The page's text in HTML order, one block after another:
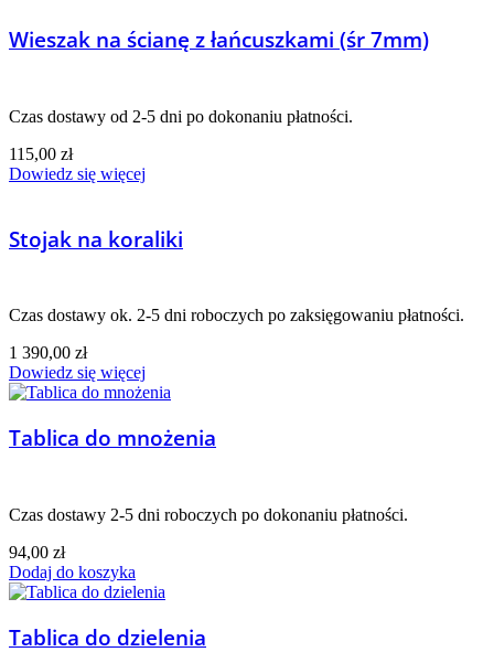
Wieszak na ścianę z łańcuszkami (śr 7mm)
Czas dostawy od 2-5 dni po dokonaniu płatności.
115,00 zł
Dowiedz się więcej
Stojak na koraliki
Czas dostawy ok. 2-5 dni roboczych po zaksięgowaniu płatności.
1 390,00 zł
Dowiedz się więcej
Tablica do mnożenia
Czas dostawy 2-5 dni roboczych po dokonaniu płatności.
94,00 zł
Dodaj do koszyka
Tablica do dzielenia